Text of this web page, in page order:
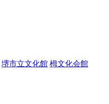
堺市立文化館 栂文化会館